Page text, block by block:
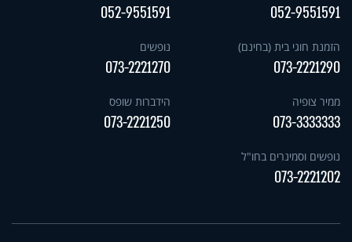
052-9551591
052-9551591
הזמנת חוגי בית (בחינם)
073-2221290
נופשים
073-2221270
ממיר צופיה
073-3333333
הידברות שופס
073-2221250
נופשים וסמינרים בחו"ל
073-2221202